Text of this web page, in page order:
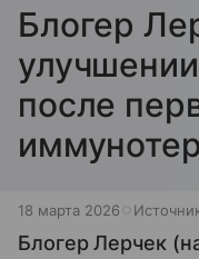
Блогер
после
18 марта 2026
Блогер Лерчек